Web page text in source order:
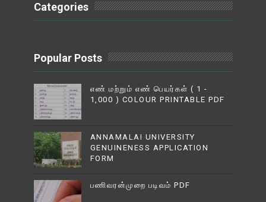
Categories
Popular Posts
எண் மற்றும் எண் பெயர்கள் ( 1 -
1,000 ) COLOUR PRINTABLE PDF
ANNAMALAI UNIVERSITY
GENUINENESS APPLICATION
FORM
பணிவரன்முறை படிவம் PDF